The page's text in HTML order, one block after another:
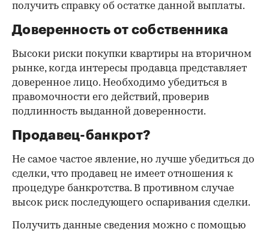
получить справку об остатке данной выплаты.
Доверенность от собственника
Высоки риски покупки квартиры на вторичном
рынке, когда интересы продавца представляет
доверенное лицо. Необходимо убедиться в
правомочности его действий, проверив
подлинность выданной доверенности.
Продавец-банкрот?
Не самое частое явление, но лучше убедиться до
сделки, что продавец не имеет отношения к
процедуре банкротства. В противном случае
высок риск последующего оспаривания сделки.
Получить данные сведения можно с помощью